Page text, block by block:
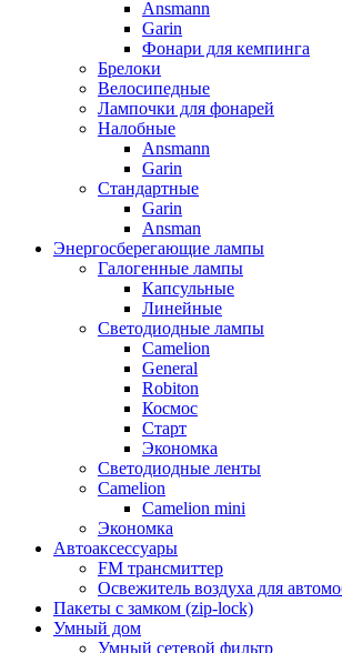
Ansmann
Garin
Фонари для кемпинга
Брелоки
Велосипедные
Лампочки для фонарей
Налобные
Ansmann
Garin
Стандартные
Garin
Ansman
Энергосберегающие лампы
Галогенные лампы
Капсульные
Линейные
Светодиодные лампы
Camelion
General
Robiton
Космос
Старт
Экономка
Светодиодные ленты
Camelion
Camelion mini
Экономка
Автоаксессуары
FM трансмиттер
Освежитель воздуха для
Пакеты с замком (zip-lock)
Умный дом
Умный сетевой фильтр